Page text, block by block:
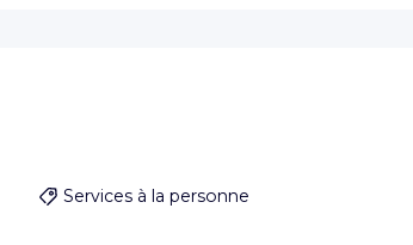
Services à la personne